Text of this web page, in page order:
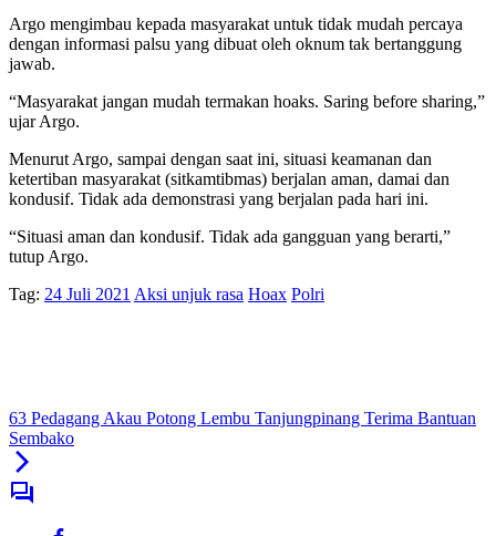
Argo mengimbau kepada masyarakat untuk tidak mudah percaya
dengan informasi palsu yang dibuat oleh oknum tak bertanggung
jawab.
“Masyarakat jangan mudah termakan hoaks. Saring before sharing,”
ujar Argo.
Menurut Argo, sampai dengan saat ini, situasi keamanan dan
ketertiban masyarakat (sitkamtibmas) berjalan aman, damai dan
kondusif. Tidak ada demonstrasi yang berjalan pada hari ini.
“Situasi aman dan kondusif. Tidak ada gangguan yang berarti,”
tutup Argo.
Tag: 24 Juli 2021 Aksi unjuk rasa Hoax Polri
63 Pedagang Akau Potong Lembu Tanjungpinang Terima Bantuan
Sembako